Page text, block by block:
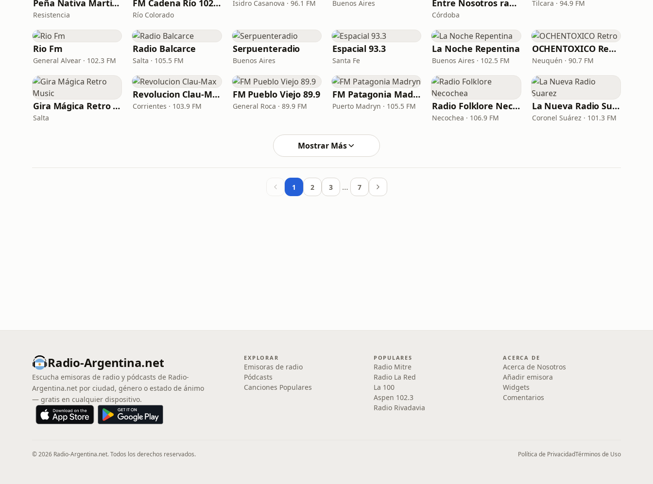
Peña Nativa Martin Fierro
Resistencia
FM Cadena Río 102.9 Y 89.1 Tucuman
Río Colorado
Isidro Casanova · 96.1 FM Buenos Aires Entre Nosotros radio online
Córdoba
Tilcara · 94.9 FM
Rio Fm
General Alvear · 102.3 FM
Radio Balcarce
Salta · 105.5 FM
Serpuenteradio
Buenos Aires
Espacial 93.3
Santa Fe
La Noche Repentina
Buenos Aires · 102.5 FM
OCHENTOXICO Retro
Neuquén · 90.7 FM
Gira Mágica Retro Music
Salta
Revolucion Clau-Max
Corrientes · 103.9 FM
FM Pueblo Viejo 89.9
General Roca · 89.9 FM
FM Patagonia Madryn
Puerto Madryn · 105.5 FM Radio Folklore Necochea
Necochea · 106.9 FM
La Nueva Radio Suarez
Coronel Suárez · 101.3 FM
Mostrar Más
1 2 3 … 7
Radio-Argentina.net
Escucha emisoras de radio y pódcasts de Radio-
Argentina.net por ciudad, género o estado de ánimo
— gratis en cualquier dispositivo.
EXPLORAR
Emisoras de radio
Pódcasts
Canciones Populares
POPULARES
Radio Mitre
Radio La Red
La 100
Aspen 102.3
Radio Rivadavia
ACERCA DE
Acerca de Nosotros
Añadir emisora
Widgets
Comentarios
© 2026 Radio-Argentina.net. Todos los derechos reservados. Política de PrivacidadTérminos de Uso